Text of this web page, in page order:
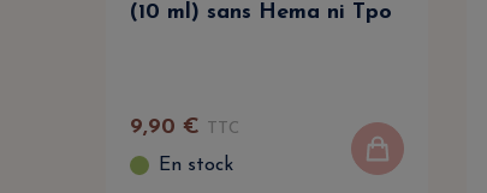
(10 ml) sans Hema ni Tpo
9,90 € TTC
En stock